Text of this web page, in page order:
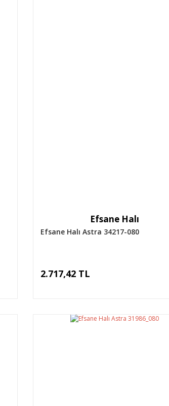
Efsane Halı
Efsane Halı Astra 34217-080
2.717,42 TL